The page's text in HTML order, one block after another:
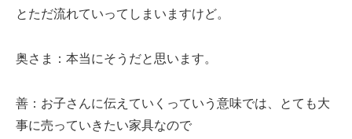
とただ流れていってしまいますけど。
奥さま：本当にそうだと思います。
善：お子さんに伝えていくっていう意味では、とても大
事に売っていきたい家具なので